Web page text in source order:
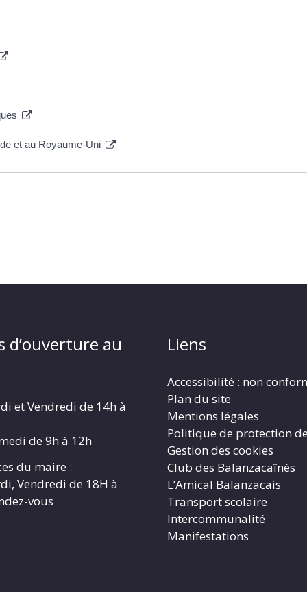
et au Royaume-Uni
d’ouverture au
et Vendredi de 14h à
de 9h à 12h
du maire :
Vendredi de 18H à
vous
Liens
Accessibilité : non
Plan du site
Mentions légales
Politique de protection
Gestion des cookies
Club des Balanzacaînés
L’Amical Balanzacais
Transport scolaire
Intercommunalité
Manifestations